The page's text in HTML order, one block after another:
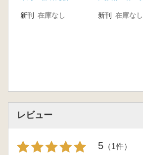
新刊 在庫なし 新刊 在庫なし
レビュー
5 （1件）